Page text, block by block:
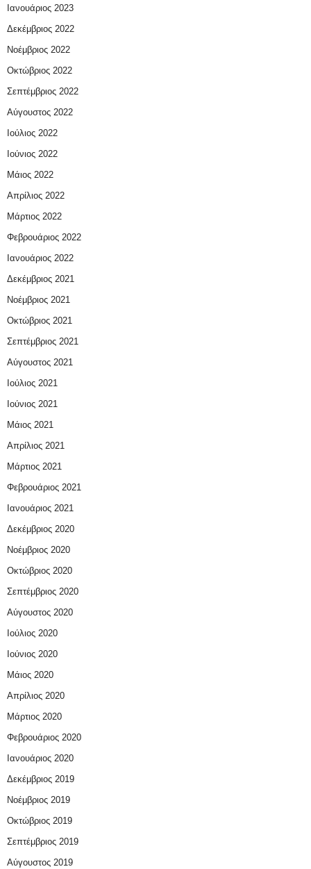
Ιανουάριος 2023
Δεκέμβριος 2022
Νοέμβριος 2022
Οκτώβριος 2022
Σεπτέμβριος 2022
Αύγουστος 2022
Ιούλιος 2022
Ιούνιος 2022
Μάιος 2022
Απρίλιος 2022
Μάρτιος 2022
Φεβρουάριος 2022
Ιανουάριος 2022
Δεκέμβριος 2021
Νοέμβριος 2021
Οκτώβριος 2021
Σεπτέμβριος 2021
Αύγουστος 2021
Ιούλιος 2021
Ιούνιος 2021
Μάιος 2021
Απρίλιος 2021
Μάρτιος 2021
Φεβρουάριος 2021
Ιανουάριος 2021
Δεκέμβριος 2020
Νοέμβριος 2020
Οκτώβριος 2020
Σεπτέμβριος 2020
Αύγουστος 2020
Ιούλιος 2020
Ιούνιος 2020
Μάιος 2020
Απρίλιος 2020
Μάρτιος 2020
Φεβρουάριος 2020
Ιανουάριος 2020
Δεκέμβριος 2019
Νοέμβριος 2019
Οκτώβριος 2019
Σεπτέμβριος 2019
Αύγουστος 2019